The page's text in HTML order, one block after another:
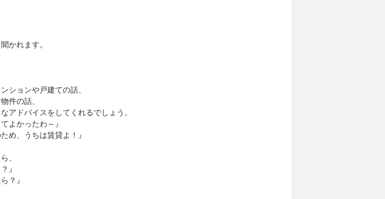
かれます。
ションや戸建ての話、
件の話、
アドバイスをしてくれるでしょう。
よかったわ～』
め、うちは賃貸よ！』
、
』
？』